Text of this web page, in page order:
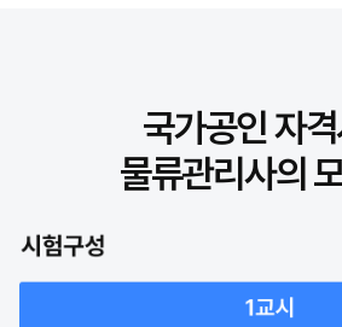
국가공인 자
물류관리사의